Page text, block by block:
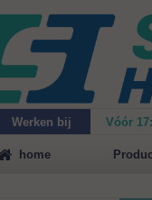
Werken bij Vóór
Maak
vrijblijvend een afspraak
home